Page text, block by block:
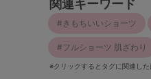
関連キーワード
きもちいいショーツ
フルショーツ 肌ざわり
※クリックするとタグに関連し